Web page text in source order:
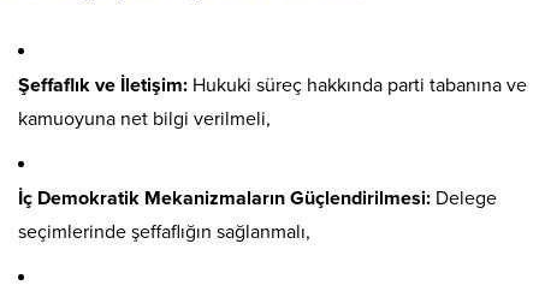
Şeffaflık ve İletişim: Hukuki süreç hakkında parti tabanına ve
kamuoyuna net bilgi verilmeli,
İç Demokratik Mekanizmaların Güçlendirilmesi: Delege
seçimlerinde şeffaflığın sağlanmalı,